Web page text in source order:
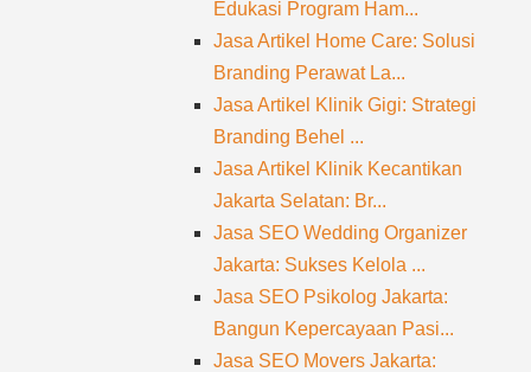
Edukasi Program Ham...
Jasa Artikel Home Care: Solusi
Branding Perawat La...
Jasa Artikel Klinik Gigi: Strategi
Branding Behel ...
Jasa Artikel Klinik Kecantikan
Jakarta Selatan: Br...
Jasa SEO Wedding Organizer
Jakarta: Sukses Kelola ...
Jasa SEO Psikolog Jakarta:
Bangun Kepercayaan Pasi...
Jasa SEO Movers Jakarta: